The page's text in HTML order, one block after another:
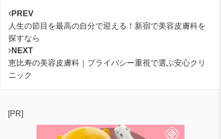
PREV
人生の節目を最高の自分で迎える！新宿で美容皮膚科を
探すなら
NEXT
恵比寿の美容皮膚科｜プライバシー重視で選ぶ安心クリ
ニック
[PR]